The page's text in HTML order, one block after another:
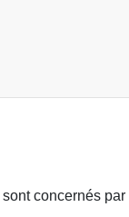
sont concernés par